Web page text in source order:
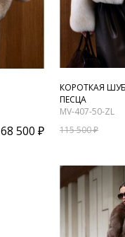
68 500 ₽
КОРОТКАЯ
ПЕСЦА
MV-407-50-ZL
115 500 ₽